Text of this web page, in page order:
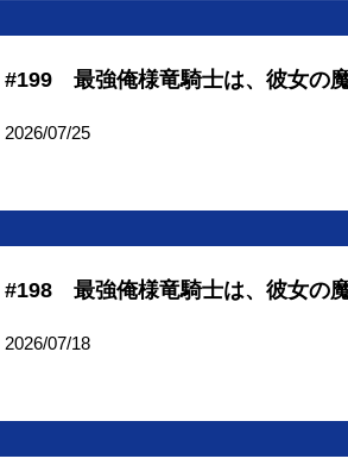
#199 最強俺様竜騎士は、彼女の
2026/07/25
#198 最強俺様竜騎士は、彼女の
2026/07/18